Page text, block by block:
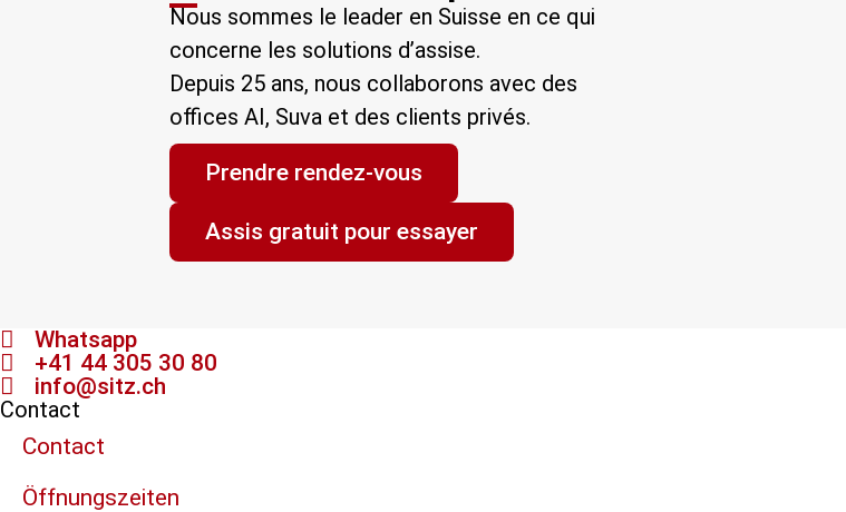
Nous sommes le leader en Suisse en ce qui
concerne les solutions d’assise.
Depuis 25 ans, nous collaborons avec des
offices AI, Suva et des clients privés.
Prendre rendez-vous
Assis gratuit pour essayer
Whatsapp
+41 44 305 30 80
info@sitz.ch
Contact
Contact
Öffnungszeiten